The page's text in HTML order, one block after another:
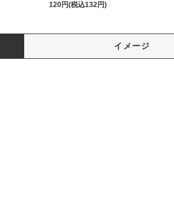
120円(税込132円)
イメージ